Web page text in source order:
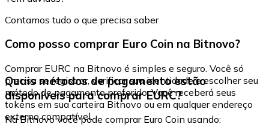
Contamos tudo o que precisa saber
Como posso comprar Euro Coin na Bitnovo?
Comprar EURC na Bitnovo é simples e seguro. Você só
precisa se registrar, verificar sua identidade e escolher seu
método de pagamento preferido. Você receberá seus
tokens em sua carteira Bitnovo ou em qualquer endereço
externo compatível.
Quais métodos de pagamento estão
disponíveis para comprar EURC?
Na Bitnovo você pode comprar Euro Coin usando: